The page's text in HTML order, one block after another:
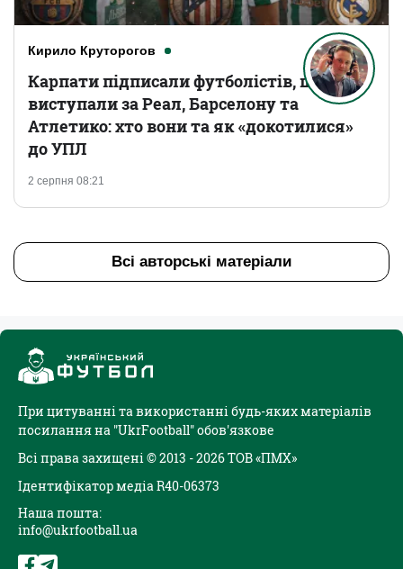
Кирило Круторогов
2 серпня 08:21
Карпати підписали футболістів, що
виступали за Реал, Барселону та
Атлетико: хто вони та як «докотилися»
до УПЛ
Всі авторські матеріали
При цитуванні та використанні будь-яких матеріалів
посилання на "UkrFootball" обов'язкове
Всі права захищені © 2013 - 2026 ТОВ «ПМХ»
Ідентифікатор медіа R40-06373
Наша пошта:
info@ukrfootball.ua